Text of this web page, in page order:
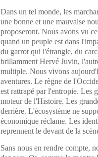
Dans un tel monde, les
une bonne et une mauvaise
proposeront. Nous avons vu
quand un peuple est dans
du garrot qui l'étrangle, du
brillamment Hervé Juvin,
multiple. Nous vivons
aventures. Le règne de
est rattrapé par l'entropie. Les
moteur de l'Histoire. Les
derrière. L'écosystème ne
économique réclame. Les
reprennent le devant de la
Sans nous en rendre compte,